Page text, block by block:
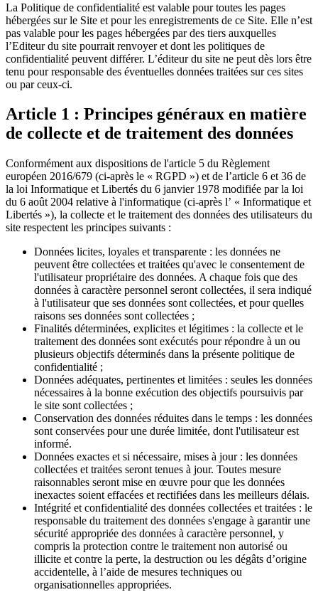
La Politique de confidentialité est valable pour toutes les pages
hébergées sur le Site et pour les enregistrements de ce Site. Elle n’est
pas valable pour les pages hébergées par des tiers auxquelles
l’Editeur du site pourrait renvoyer et dont les politiques de
confidentialité peuvent différer. L’éditeur du site ne peut dès lors être
tenu pour responsable des éventuelles données traitées sur ces sites
ou par ceux-ci.
Article 1 : Principes généraux en matière
de collecte et de traitement des données
Conformément aux dispositions de l'article 5 du Règlement
européen 2016/679 (ci-après le « RGPD ») et de l’article 6 et 36 de
la loi Informatique et Libertés du 6 janvier 1978 modifiée par la loi
du 6 août 2004 relative à l'informatique (ci-après l’ « Informatique et
Libertés »), la collecte et le traitement des données des utilisateurs du
site respectent les principes suivants :
Données licites, loyales et transparente : les données ne
peuvent être collectées et traitées qu'avec le consentement de
l'utilisateur propriétaire des données. A chaque fois que des
données à caractère personnel seront collectées, il sera indiqué
à l'utilisateur que ses données sont collectées, et pour quelles
raisons ses données sont collectées ;
Finalités déterminées, explicites et légitimes : la collecte et le
traitement des données sont exécutés pour répondre à un ou
plusieurs objectifs déterminés dans la présente politique de
confidentialité ;
Données adéquates, pertinentes et limitées : seules les données
nécessaires à la bonne exécution des objectifs poursuivis par
le site sont collectées ;
Conservation des données réduites dans le temps : les données
sont conservées pour une durée limitée, dont l'utilisateur est
informé.
Données exactes et si nécessaire, mises à jour : les données
collectées et traitées seront tenues à jour. Toutes mesure
raisonnables seront mise en œuvre pour que les données
inexactes soient effacées et rectifiées dans les meilleurs délais.
Intégrité et confidentialité des données collectées et traitées : le
responsable du traitement des données s'engage à garantir une
sécurité appropriée des données à caractère personnel, y
compris la protection contre le traitement non autorisé ou
illicite et contre la perte, la destruction ou les dégâts d’origine
accidentelle, à l’aide de mesures techniques ou
organisationnelles appropriées.